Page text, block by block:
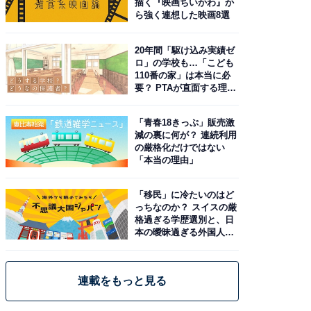
描く『映画ちいかわ』か
ら強く連想した映画8選
20年間「駆け込み実績ゼ
ロ」の学校も…「こども
110番の家」は本当に必
要？ PTAが直面する理想
「青春18きっぷ」販売激
減の裏に何が？ 連続利用
の厳格化だけではない
「本当の理由」
「移民」に冷たいのはど
っちなのか？ スイスの厳
格過ぎる学歴選別と、日
本の曖昧過ぎる外国人政
連載をもっと見る